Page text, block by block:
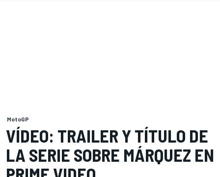
MotoGP
VÍDEO: TRAILER Y TÍTULO DE
LA SERIE SOBRE MÁRQUEZ EN